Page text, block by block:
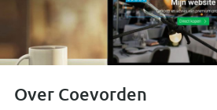
Over Coevorden